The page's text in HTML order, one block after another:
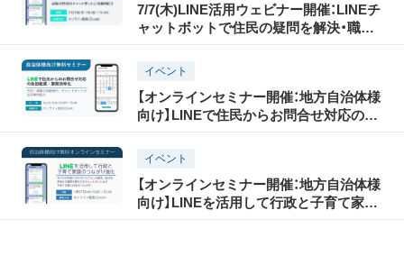
7/7(木)LINE活用ウェビナー開催：LINEチ
ャットボットで住民の疑問を解決・職員
イベント
【オンラインセミナー開催：地方自治体様
向け】LINEで住民からお問合せ対応の負
イベント
【オンラインセミナー開催：地方自治体様
向け】LINEを活用して行政と子育て家庭